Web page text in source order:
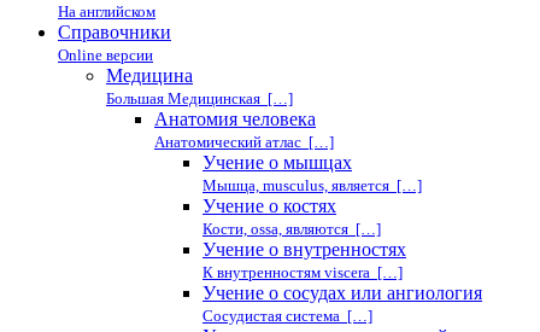
На английском
Справочники
Online версии
Медицина
Большая Медицинская […]
Анатомия человека
Анатомический атлас […]
Учение о мышцах
Мышца, musculus, является […]
Учение о костях
Кости, ossa, являются […]
Учение о внутренностях
К внутренностям viscera […]
Учение о сосудах или ангиология
Сосудистая система […]